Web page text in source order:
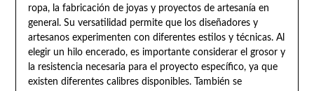
ropa, la fabricación de joyas y proyectos de artesanía en
general. Su versatilidad permite que los diseñadores y
artesanos experimenten con diferentes estilos y técnicas. Al
elegir un hilo encerado, es importante considerar el grosor y
la resistencia necesaria para el proyecto específico, ya que
existen diferentes calibres disponibles. También se